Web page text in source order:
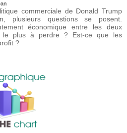
commerciale de Donald Trump
plusieurs questions se posent.
économique entre les deux
le plus à perdre ? Est-ce que les
?